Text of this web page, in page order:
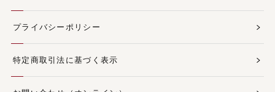
プライバシーポリシー
特定商取引法に基づく表示